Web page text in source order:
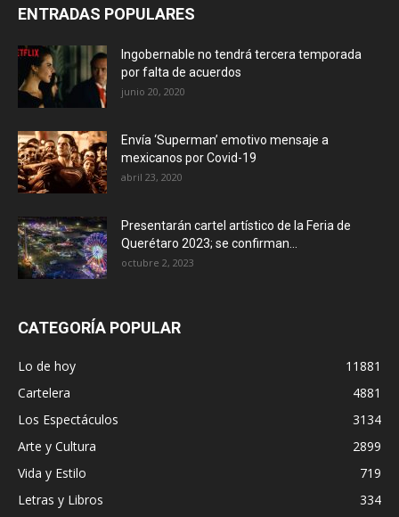
ENTRADAS POPULARES
Ingobernable no tendrá tercera temporada
por falta de acuerdos
junio 20, 2020
Envía ‘Superman’ emotivo mensaje a
mexicanos por Covid-19
abril 23, 2020
Presentarán cartel artístico de la Feria de
Querétaro 2023; se confirman...
octubre 2, 2023
CATEGORÍA POPULAR
Lo de hoy
11881
Cartelera
4881
Los Espectáculos
3134
Arte y Cultura
2899
Vida y Estilo
719
Letras y Libros
334